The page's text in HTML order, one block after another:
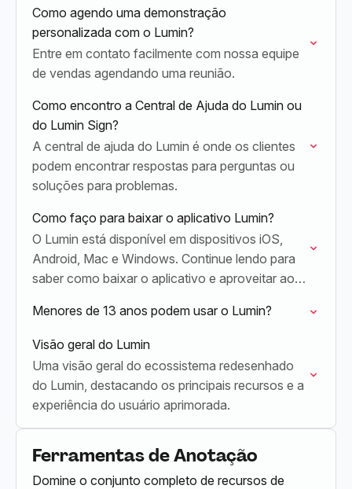
Como agendo uma demonstração
personalizada com o Lumin?
Entre em contato facilmente com nossa equipe
de vendas agendando uma reunião.
Como encontro a Central de Ajuda do Lumin ou
do Lumin Sign?
A central de ajuda do Lumin é onde os clientes
podem encontrar respostas para perguntas ou
soluções para problemas.
Como faço para baixar o aplicativo Lumin?
O Lumin está disponível em dispositivos iOS,
Android, Mac e Windows. Continue lendo para
saber como baixar o aplicativo e aproveitar ao
Menores de 13 anos podem usar o Lumin?
Visão geral do Lumin
Uma visão geral do ecossistema redesenhado
do Lumin, destacando os principais recursos e a
experiência do usuário aprimorada.
Ferramentas de Anotação
Domine o conjunto completo de recursos de